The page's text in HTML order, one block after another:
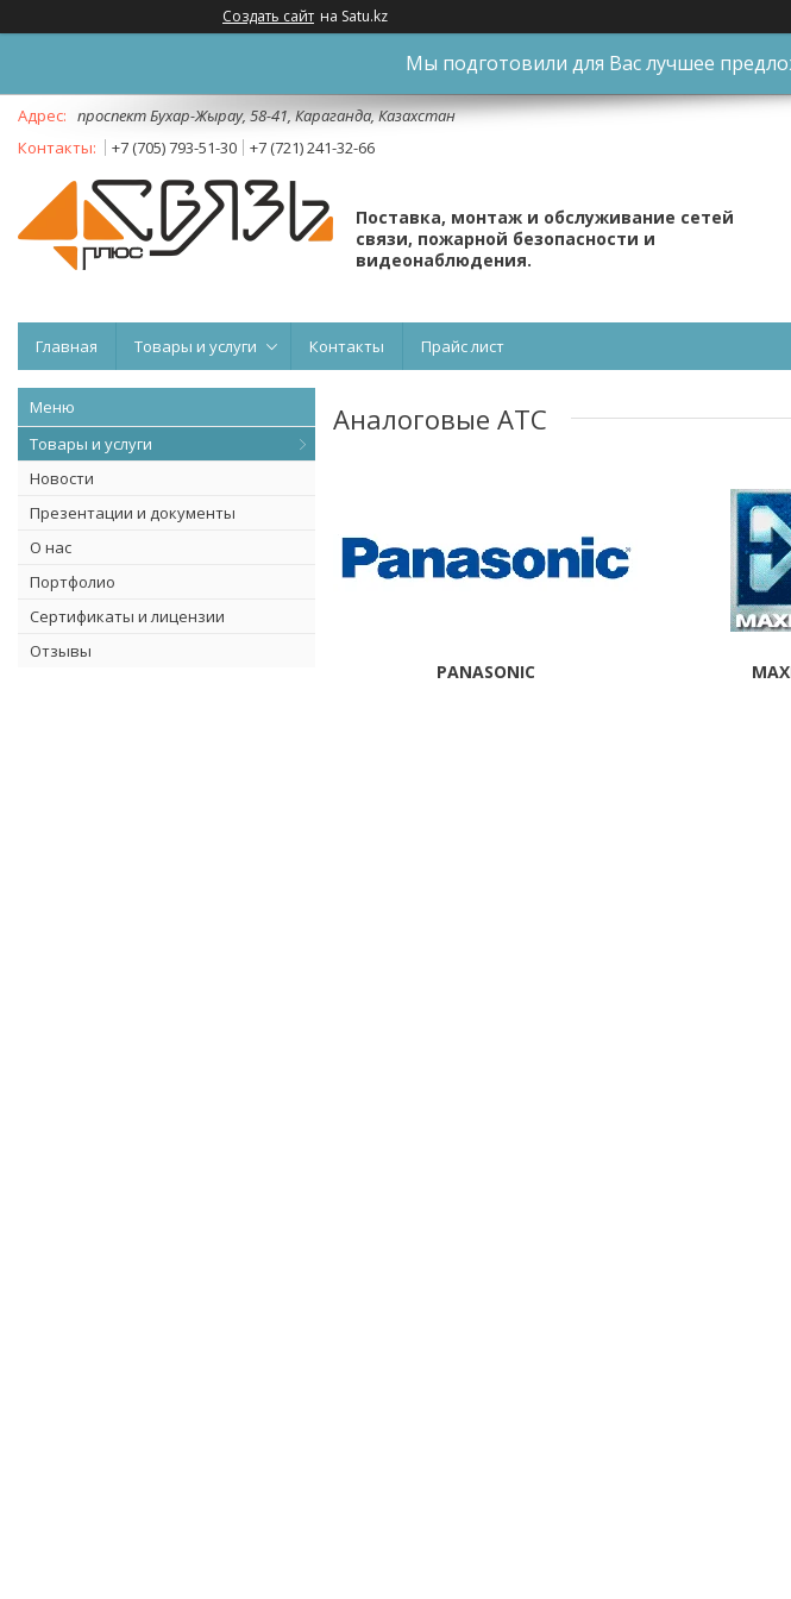
Создать сайт на Satu.kz
Мы подготовили для Вас лучшее
проспект Бухар-Жырау, 58-41, Караганда, Казахстан
+7 (705) 793-51-30
+7 (721) 241-32-66
Поставка, монтаж и обслуживание сетей
связи, пожарной безопасности и
видеонаблюдения.
Главная Товары и услуги Контакты Прайс лист
Товары и услуги
Новости
Презентации и документы
О нас
Портфолио
Сертификаты и лицензии
Отзывы
Аналоговые АТС
PANASONIC